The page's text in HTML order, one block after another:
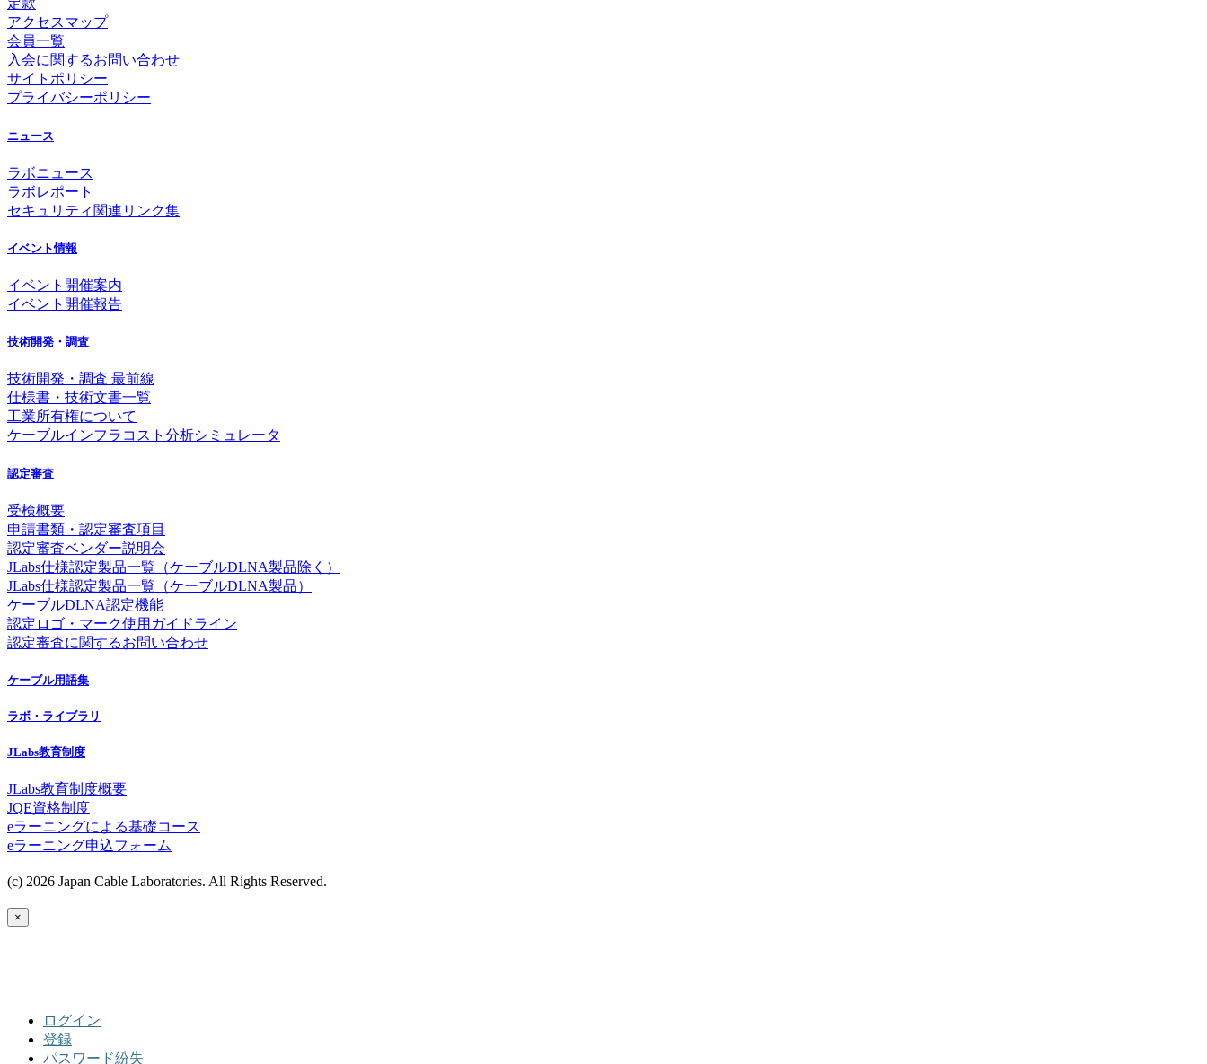
定款
アクセスマップ
会員一覧
入会に関するお問い合わせ
サイトポリシー
プライバシーポリシー
ニュース
ラボニュース
ラボレポート
セキュリティ関連リンク集
イベント情報
イベント開催案内
イベント開催報告
技術開発・調査
技術開発・調査 最前線
仕様書・技術文書一覧
工業所有権について
ケーブルインフラコスト分析シミュレータ
認定審査
受検概要
申請書類・認定審査項目
認定審査ベンダー説明会
JLabs仕様認定製品一覧（ケーブルDLNA製品除く）
JLabs仕様認定製品一覧（ケーブルDLNA製品）
ケーブルDLNA認定機能
認定ロゴ・マーク使用ガイドライン
認定審査に関するお問い合わせ
ケーブル用語集
ラボ・ライブラリ
JLabs教育制度
JLabs教育制度概要
JQE資格制度
eラーニングによる基礎コース
eラーニング申込フォーム
(c) 2026 Japan Cable Laboratories. All Rights Reserved.
×
ログイン
登録
パスワード紛失